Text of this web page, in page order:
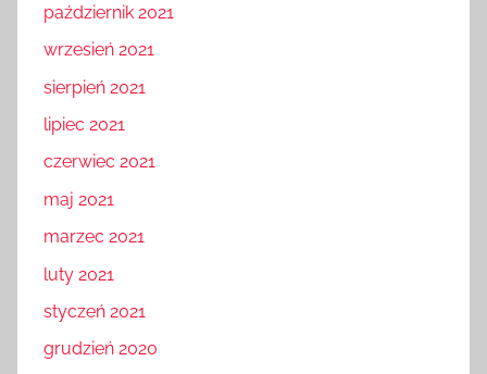
październik 2021
wrzesień 2021
sierpień 2021
lipiec 2021
czerwiec 2021
maj 2021
marzec 2021
luty 2021
styczeń 2021
grudzień 2020